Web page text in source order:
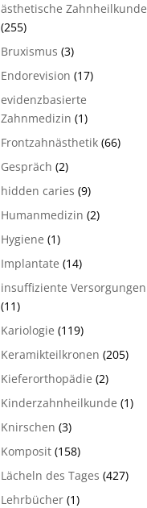
ästhetische Zahnheilkunde
(255)
Bruxismus (3)
Endorevision (17)
evidenzbasierte
Zahnmedizin (1)
Frontzahnästhetik (66)
Gespräch (2)
hidden caries (9)
Humanmedizin (2)
Hygiene (1)
Implantate (14)
insuffiziente Versorgungen
(11)
Kariologie (119)
Keramikteilkronen (205)
Kieferorthopädie (2)
Kinderzahnheilkunde (1)
Knirschen (3)
Komposit (158)
Lächeln des Tages (427)
Lehrbücher (1)